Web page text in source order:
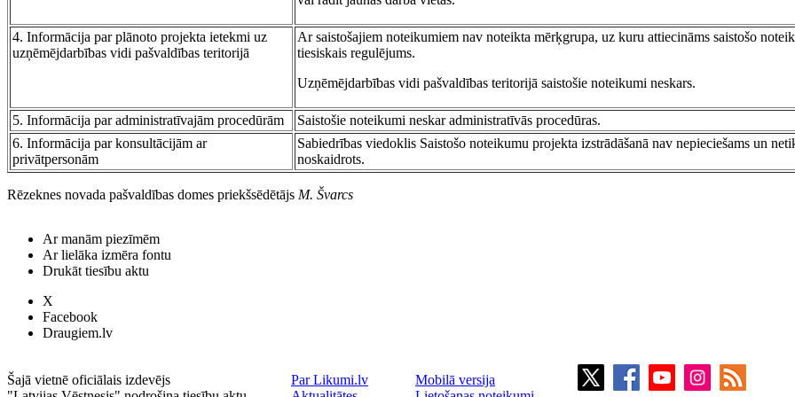
4. Informācija par plānoto projekta ietekmi uz
uzņēmējdarbības vidi pašvaldības teritorijā
Ar saistošajiem noteikumiem nav noteikta mērķgrupa, uz kuru attiecināms saistošo
tiesiskais regulējums.
Uzņēmējdarbības vidi pašvaldības teritorijā saistošie noteikumi neskars.
5. Informācija par administratīvajām procedūrām
Saistošie noteikumi neskar administratīvās procedūras.
6. Informācija par konsultācijām ar
privātpersonām
Sabiedrības viedoklis Saistošo noteikumu projekta izstrādāšanā nav nepieciešams un
noskaidrots.
Rēzeknes novada pašvaldības domes priekšsēdētājs M. Švarcs
Ar manām piezīmēm
Ar lielāka izmēra fontu
Drukāt tiesību aktu
X
Facebook
Draugiem.lv
Šajā vietnē oficiālais izdevējs
Par Likumi.lv
Mobilā versija